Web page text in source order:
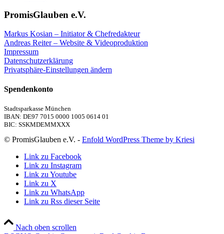
PromisGlauben e.V.
Markus Kosian – Initiator & Chefredakteur
Andreas Reiter – Website & Videoproduktion
Impressum
Datenschutzerklärung
Privatsphäre-Einstellungen ändern
Spendenkonto
Stadtsparkasse München
IBAN: DE97 7015 0000 1005 0614 01
BIC: SSKMDEMMXXX
© PromisGlauben e.V. - Enfold WordPress Theme by Kriesi
Link zu Facebook
Link zu Instagram
Link zu Youtube
Link zu X
Link zu WhatsApp
Link zu Rss dieser Seite
Nach oben scrollen